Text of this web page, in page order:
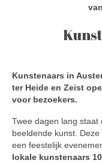
Kunstenaars in
ter Heide en Zeist
voor bezoekers.
Twee dagen lang
beeldende kunst.
een feestelijk
lokale kunstenaars